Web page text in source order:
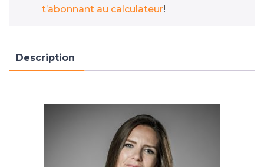
t’abonnant au calculateur!
Description